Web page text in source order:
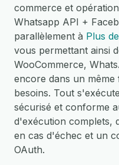
commerce et
Whatsapp API +
parallèlement à Plus
vous permettant ainsi
WooCommerce,
encore dans un
besoins. Tout
sécurisé et conforme
d'exécution complets,
en cas d'échec et un
OAuth.